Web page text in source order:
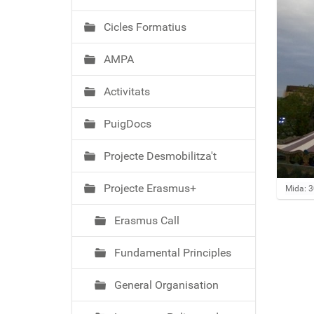
Feu
Mida:
Cicles Formatius
AMPA
Activitats
PuigDocs
Projecte Desmobilitza't
Projecte Erasmus+
Erasmus Call
Fundamental Principles
General Organisation